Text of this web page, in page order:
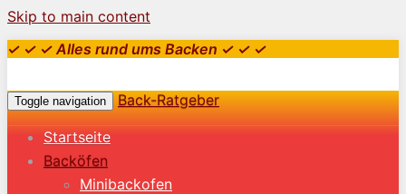
Skip to main content
✓ ✓ ✓ Alles rund ums Backen ✓ ✓ ✓
Toggle navigation Back-Ratgeber
Startseite
Backöfen
Minibackofen